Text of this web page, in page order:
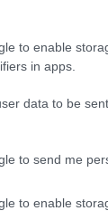
to enable
in apps.
data to be
to send me
to enable